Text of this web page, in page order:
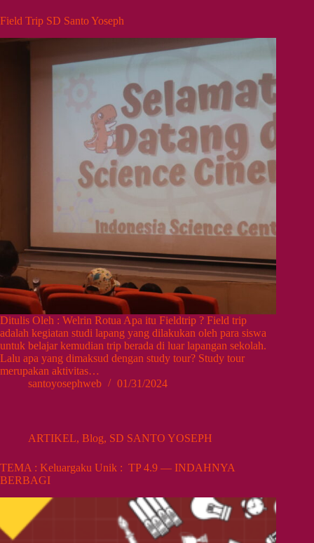
Field Trip SD Santo Yoseph
Ditulis Oleh : Welrin Rotua Apa itu Fieldtrip ? Field trip
adalah kegiatan studi lapang yang dilakukan oleh para siswa
untuk belajar kemudian trip berada di luar lapangan sekolah.
Lalu apa yang dimaksud dengan study tour? Study tour
merupakan aktivitas…
santoyosephweb
01/31/2024
ARTIKEL, Blog, SD SANTO YOSEPH
TEMA : Keluargaku Unik : TP 4.9 — INDAHNYA
BERBAGI